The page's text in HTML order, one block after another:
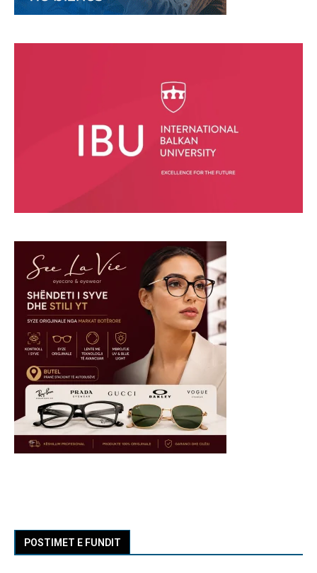
POSTIMET E FUNDIT